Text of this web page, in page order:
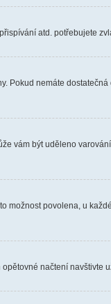
atd. potřebujete
nemáte
vám být uděleno
povolena, u
načtení